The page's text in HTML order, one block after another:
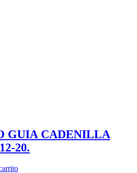
GUIA CADENILLA
20.